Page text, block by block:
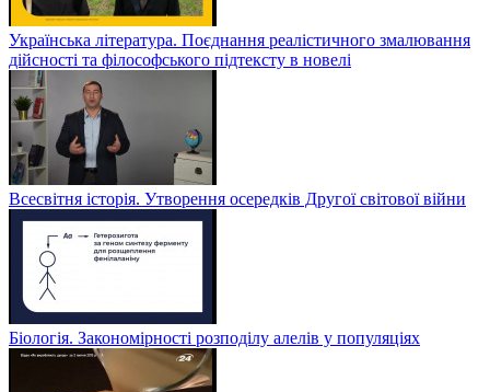
Українська література. Поєднання реалістичного змалювання
дійсності та філософського підтексту в новелі
Всесвітня історія. Утворення осередків Другої світової війни
Біологія. Закономірності розподілу алелів у популяціях